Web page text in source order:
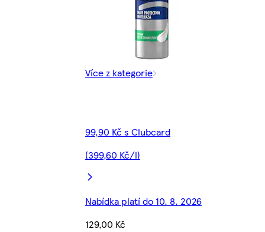
Více z kategorie
99,90 Kč s Clubcard
(399,60 Kč/l)
Nabídka platí do 10. 8. 2026
129,00 Kč